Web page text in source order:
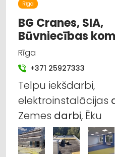
BŪVMATERIĀLU,
APDARES MATERIĀLI:
CELTNIECĪBAS UN REMONTA
APDARES MATERIĀLI: GRĪDAS
MĒBEĻU RAŽOŠANA, MĒBEĻU
Rīga
BG Cranes, SIA,
Būvniecības
Rīga
+371 25927333
Telpu iekšdarbi,
elektroinstalācijas
Zemes darbi, Ēku